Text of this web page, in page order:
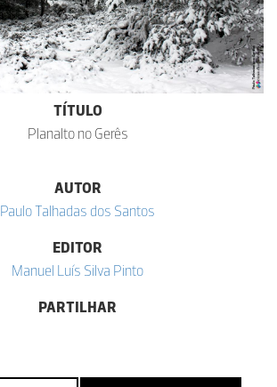
TÍTULO
Planalto no Gerês
AUTOR
Paulo Talhadas dos Santos
EDITOR
Manuel Luís Silva Pinto
PARTILHAR